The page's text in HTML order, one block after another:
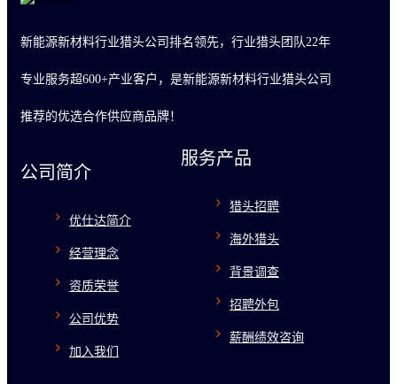
新能源新材料行业猎头公司排名领先，行业猎头团队22年
专业服务超600+产业客户，是新能源新材料行业猎头公司
推荐的优选合作供应商品牌！
公司简介
优仕达简介
经营理念
资质荣誉
公司优势
加入我们
服务产品
猎头招聘
海外猎头
背景调查
招聘外包
薪酬绩效咨询